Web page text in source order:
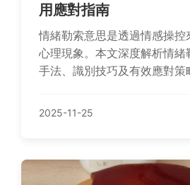
用應對指南
情緒勒索意思是透過情感操控
心理現象。本文深度解析情緒
手法、識別技巧及有效應對策
護人際關係和心理健康。內容
2025-11-25